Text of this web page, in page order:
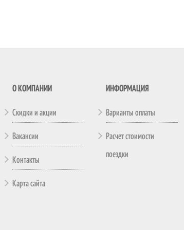
О КОМПАНИИ
Скидки и акции
Вакансии
Контакты
Карта сайта
ИНФОРМАЦИЯ
Варианты оплаты
Расчет стоимости
поездки